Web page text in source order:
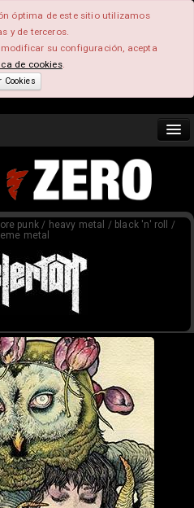
óptima de este sitio utilizamos
y de terceros.
su configuración, acepta
de cookies.
Cookies
punk / heavy metal / black 'n' roll /
metal